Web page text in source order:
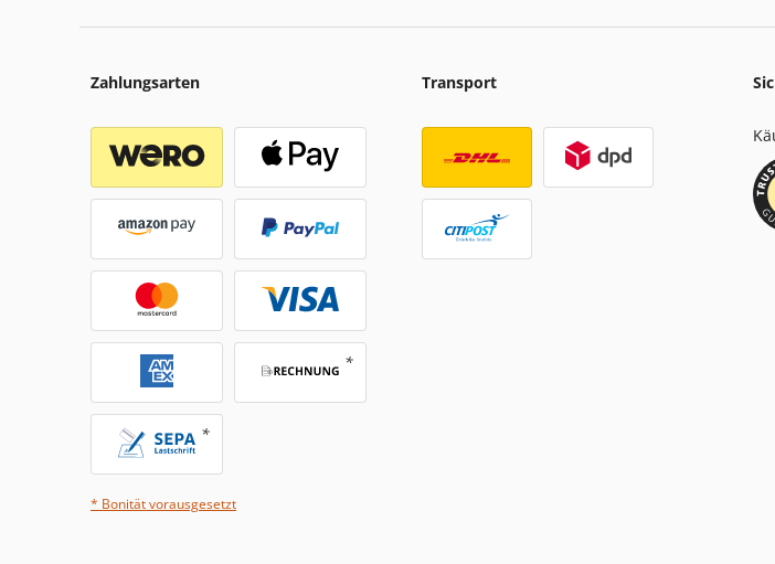
Zahlungsarten
* Bonität vorausgesetzt
Transport